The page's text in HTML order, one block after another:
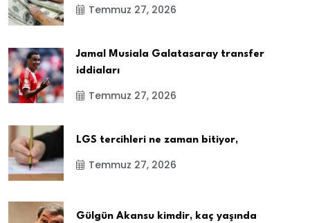
Temmuz 27, 2026
Jamal Musiala Galatasaray transfer
iddiaları
Temmuz 27, 2026
LGS tercihleri ne zaman bitiyor,
Temmuz 27, 2026
Gülgün Akansu kimdir, kaç yaşında